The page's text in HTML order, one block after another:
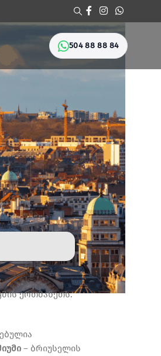
504 88 88 84
ერთმანეთს.
– ბრიუსელის